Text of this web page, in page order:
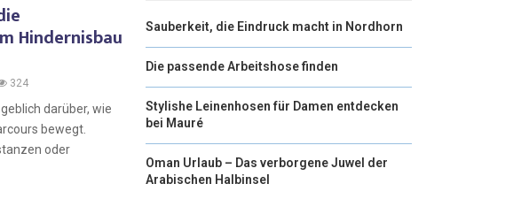
Hindernisbau
324
darüber, wie
bewegt.
oder
Sauberkeit, die Eindruck macht in Nordhorn
Die passende Arbeitshose finden
Stylishe Leinenhosen für Damen entdecken
bei Mauré
Oman Urlaub – Das verborgene Juwel der
Arabischen Halbinsel